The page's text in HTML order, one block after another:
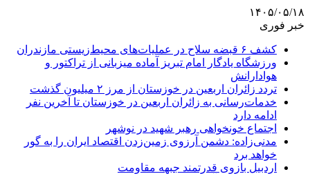
۱۴۰۵/۰۵/۱۸
خبر فوری
کشف ۶ قبضه سلاح در عملیات‌های محیط‌زیستی مازندران
ورزشگاه یادگار امام تبریز آماده میزبانی از تراکتور و
هوادارانش
تردد زائران اربعین در خوزستان از مرز ۲ میلیون گذشت
خدمات‌رسانی به زائران اربعین در خوزستان تا آخرین نفر
ادامه دارد
اجتماع خونخواهی رهبر شهید در نوشهر
مدنی‌زاده: دشمن آرزوی زمین‌زدن اقتصاد ایران را به گور
خواهد برد
اردبیل بازوی قدرتمند جبهه مقاومت